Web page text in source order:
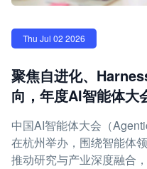
Thu Jul 02 2026
聚焦自进化、
向，年度AI智能体大
中国AI智能体大会（
在杭州举办，围绕智能体
推动研究与产业深度融合